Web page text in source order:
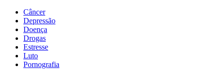
Câncer
Depressão
Doença
Drogas
Estresse
Luto
Pornografia